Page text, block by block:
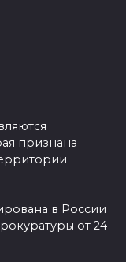
признана
в России
от 24